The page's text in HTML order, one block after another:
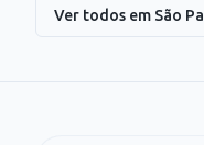
Ver todos em São